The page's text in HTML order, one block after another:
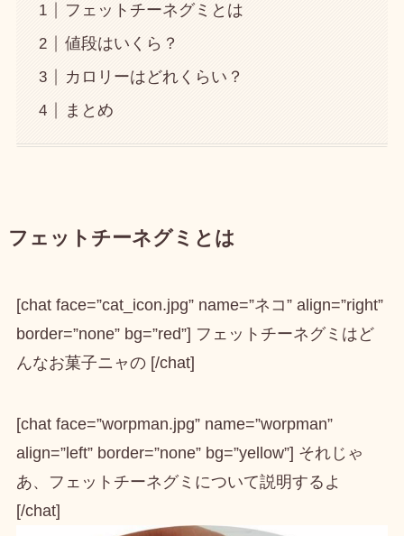
フェットチーネグミとは
値段はいくら？
カロリーはどれくらい？
まとめ
フェットチーネグミとは
[chat face=”cat_icon.jpg” name=”ネコ” align=”right”
border=”none” bg=”red”] フェットチーネグミはど
んなお菓子ニャの [/chat]
[chat face=”worpman.jpg” name=”worpman”
align=”left” border=”none” bg=”yellow”] それじゃ
あ、フェットチーネグミについて説明するよ
[/chat]